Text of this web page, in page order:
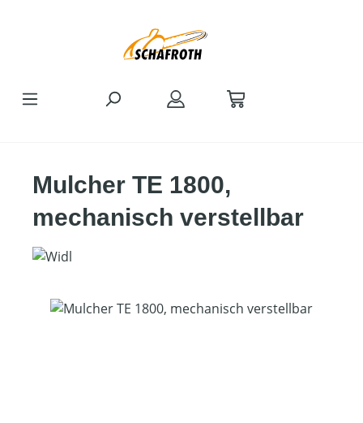
Mulcher TE 1800,
mechanisch verstellbar
Bildergalerie überspringen